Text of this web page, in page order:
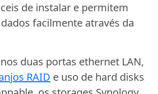
de instalar e permitem
facilmente através da
duas portas ethernet LAN,
RAID e uso de hard disks